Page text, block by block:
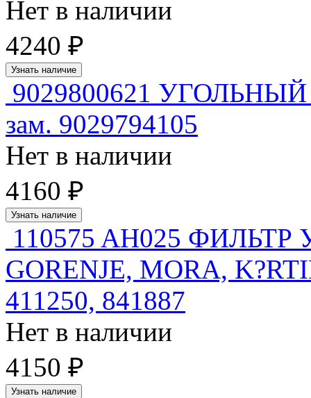
Нет в наличии
4240 ₽
Узнать наличие
9029800621
зам. 9029794105
Нет в наличии
4160 ₽
Узнать наличие
110575 AH025
GORENJE, MORA,
411250, 841887
Нет в наличии
4150 ₽
Узнать наличие